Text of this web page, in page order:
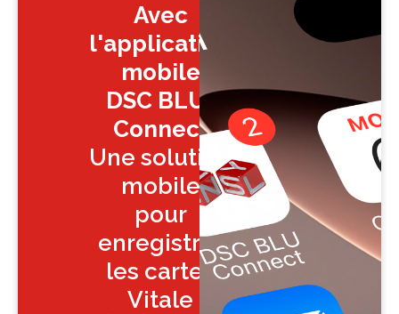
Avec
l'application
mobile
DSC BLU-
Connect
Une solution
mobile
pour
enregistrer
les cartes
Vitale